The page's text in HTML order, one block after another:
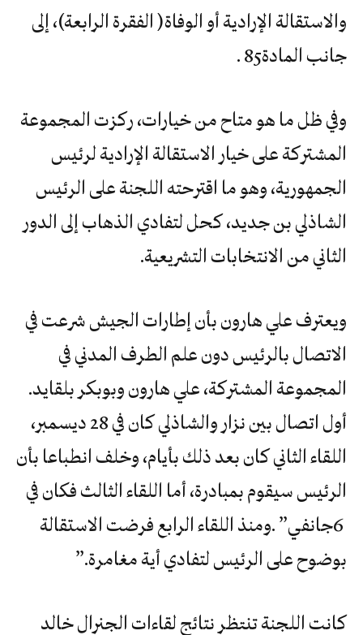
‬جانب‭ ‬المادة‭ ‬85.‬
وفي ظل ما هو متاح من خيارات، ركزت المجموعة
المشتركة على خيار الاستقالة الإرادية لرئيس
الجمهورية، وهو ما اقترحته اللجنة على الرئيس
الشاذلي بن جديد، كحل لتفادي الذهاب إلى الدور
الثاني من الانتخابات التشريعية.
ويعترف علي هارون بأن إطارات الجيش شرعت في
الاتصال بالرئيس دون علم الطرف المدني في
المجموعة المشتركة، علي هارون وبوبكر بلقايد.
أول اتصال بين نزار والشاذلي كان في 28 ديسمبر،
اللقاء الثاني كان بعد ذلك بأيام، وخلف انطباعا بأن
‬بوضوح‭ ‬على‭ ‬الرئيس‭ ‬لتفادي‭ ‬أية‭ ‬مغامرة‮”‬‭.‬
كانت اللجنة تنتظر نتائج لقاءات الجنرال خالد